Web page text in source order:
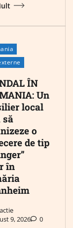
ÎN
Un
local
să
o
de tip
în
9, 2026
0